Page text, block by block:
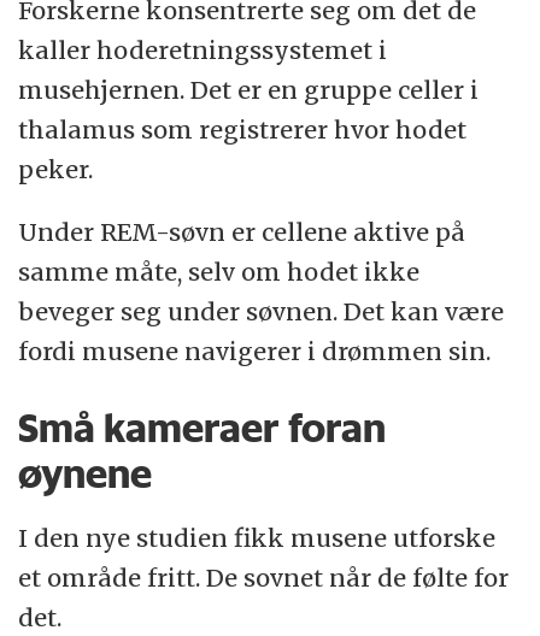
Forskerne konsentrerte seg om det de
kaller hoderetningssystemet i
musehjernen. Det er en gruppe celler i
thalamus som registrerer hvor hodet
peker.
Under REM-søvn er cellene aktive på
samme måte, selv om hodet ikke
beveger seg under søvnen. Det kan være
fordi musene navigerer i drømmen sin.
Små kameraer foran
øynene
I den nye studien fikk musene utforske
et område fritt. De sovnet når de følte for
det.